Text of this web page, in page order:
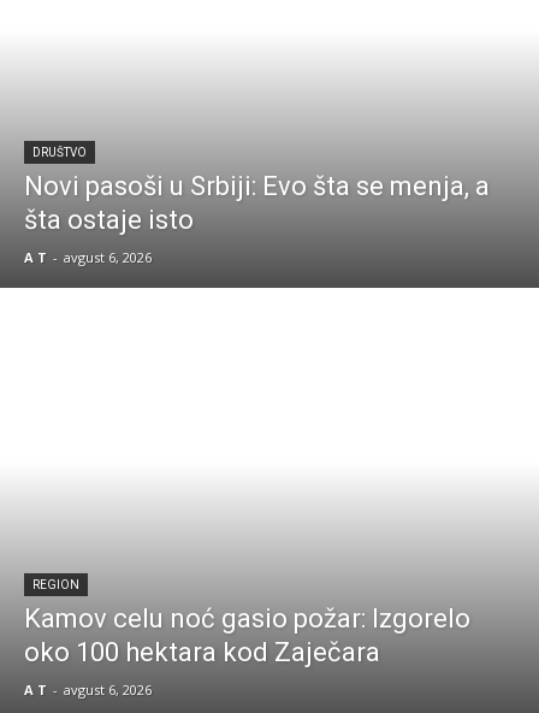
DRUŠTVO
Novi pasoši u Srbiji: Evo šta se menja, a
šta ostaje isto
A T - avgust 6, 2026
REGION
Kamov celu noć gasio požar: Izgorelo
oko 100 hektara kod Zaječara
A T - avgust 6, 2026